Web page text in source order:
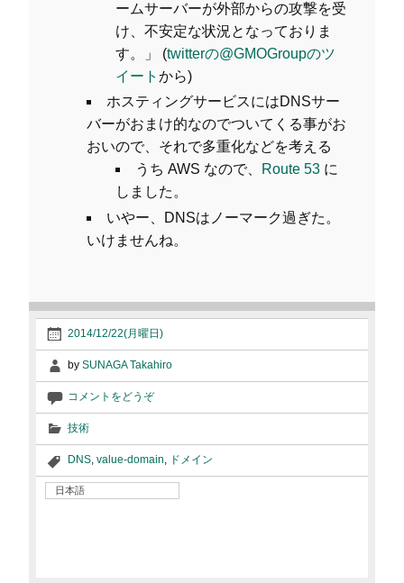
ームサーバーが外部からの攻撃を受
け、不安定な状況となっておりま
す。」 (twitterの@GMOGroupのツ
イート から)
ホスティングサービスにはDNSサー
バーがおまけ的なのでついてくる事がお
おいので、それで多重化などを考える
うち AWS なので、
Route 53 に
しました。
いやー、DNSはノーマーク過ぎた。
いけませんね。
2014/12/22(月曜日)
by SUNAGA Takahiro
コメントをどうぞ
技術
DNS, value-domain, ドメイン
日本語